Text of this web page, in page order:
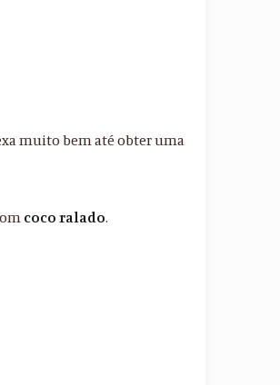
muito bem até obter uma
coco ralado.